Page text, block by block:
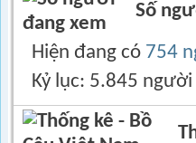
Số
Hiện đang có 754
Kỷ lục: 5.845